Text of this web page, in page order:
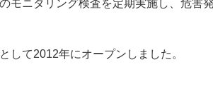
モニタリング検査を定期実施し、危害
して2012年にオープンしました。